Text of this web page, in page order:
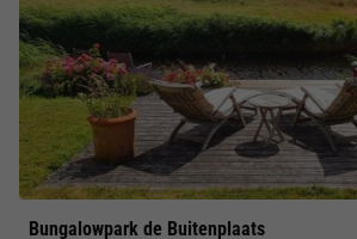
Bungalowpark de Buitenplaats